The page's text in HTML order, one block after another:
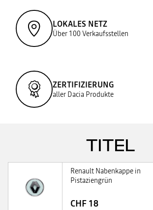
LOKALES NETZ
Über 100 Verkaufsstellen
ZERTIFIZIERUNG
aller Dacia Produkte
TITEL
Renault Nabenkappe in
Pistaziengrün
CHF 18